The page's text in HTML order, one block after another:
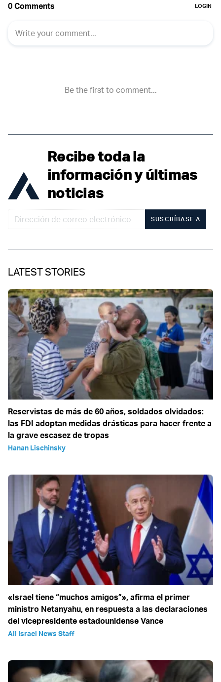
Recibe toda la
información y últimas
noticias
SUSCRÍBASE A
LATEST STORIES
Reservistas de más de 60 años, soldados olvidados:
las FDI adoptan medidas drásticas para hacer frente a
la grave escasez de tropas
Hanan Lischinsky
«Israel tiene “muchos amigos”», afirma el primer
ministro Netanyahu, en respuesta a las declaraciones
del vicepresidente estadounidense Vance
All Israel News Staff